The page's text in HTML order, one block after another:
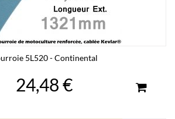
5L520 - Continental
24,48 €